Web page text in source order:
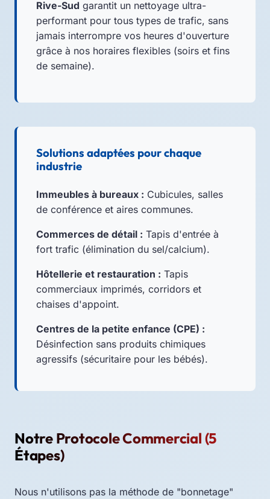
Rive-Sud garantit un nettoyage ultra-
performant pour tous types de trafic, sans
jamais interrompre vos heures d'ouverture
grâce à nos horaires flexibles (soirs et fins
de semaine).
Solutions adaptées pour chaque
industrie
Immeubles à bureaux : Cubicules, salles
de conférence et aires communes.
Commerces de détail : Tapis d'entrée à
fort trafic (élimination du sel/calcium).
Hôtellerie et restauration : Tapis
commerciaux imprimés, corridors et
chaises d'appoint.
Centres de la petite enfance (CPE) :
Désinfection sans produits chimiques
agressifs (sécuritaire pour les bébés).
Notre Protocole Commercial (5
Étapes)
Nous n'utilisons pas la méthode de "bonnetage"